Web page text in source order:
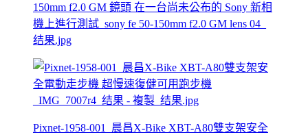
150mm f2.0 GM 鏡頭 在一台尚未公布的 Sony 新相
機上進行測試_sony fe 50-150mm f2.0 GM lens 04_
结果.jpg
Pixnet-1958-001_晨昌X-Bike XBT-A80雙支架安全